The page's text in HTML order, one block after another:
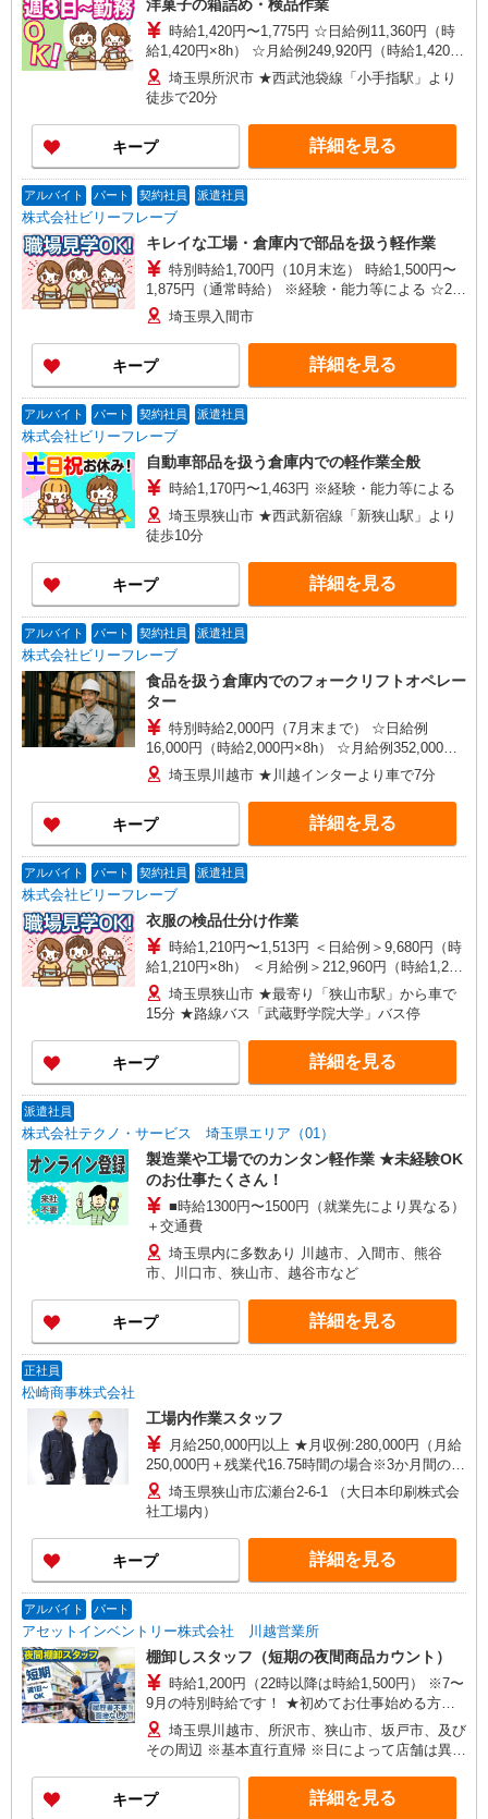
洋菓子の箱詰め・検品作業
時給1,420円〜1,775円 ☆日給例11,360円（時
給1,420円×8h） ☆月給例249,920円（時給1,420円
×8h×22日） ※経験・能力等による
埼玉県所沢市 ★西武池袋線「小手指駅」より
徒歩で20分
キープ 詳細を見る
アルバイト パート 契約社員 派遣社員
株式会社ビリーフレーブ
キレイな工場・倉庫内で部品を扱う軽作業
特別時給1,700円（10月末迄） 時給1,500円〜
1,875円（通常時給） ※経験・能力等による ☆25
万円以上稼げます！ 例）特別時給1,700円
×7.75H×22日＝289,850円
埼玉県入間市
キープ 詳細を見る
アルバイト パート 契約社員 派遣社員
株式会社ビリーフレーブ
自動車部品を扱う倉庫内での軽作業全般
時給1,170円〜1,463円 ※経験・能力等による
埼玉県狭山市 ★西武新宿線「新狭山駅」より
徒歩10分
キープ 詳細を見る
アルバイト パート 契約社員 派遣社員
株式会社ビリーフレーブ
食品を扱う倉庫内でのフォークリフトオペレー
ター
特別時給2,000円（7月末まで） ☆日給例
16,000円（時給2,000円×8h） ☆月給例352,000円
（時給2,000円×8h×22日） 時給1,700円〜2,125円
（通常時給） ※経験・能力等による
埼玉県川越市 ★川越インターより車で7分
キープ 詳細を見る
アルバイト パート 契約社員 派遣社員
株式会社ビリーフレーブ
衣服の検品仕分け作業
時給1,210円〜1,513円 ＜日給例＞9,680円（時
給1,210円×8h） ＜月給例＞212,960円（時給1,210
円×8h×22日） ※経験・能力等による
埼玉県狭山市 ★最寄り「狭山市駅」から車で
15分 ★路線バス「武蔵野学院大学」バス停
キープ 詳細を見る
派遣社員
株式会社テクノ・サービス 埼玉県エリア（01）
製造業や工場でのカンタン軽作業 ★未経験OK
のお仕事たくさん！
■時給1300円〜1500円（就業先により異なる）
＋交通費
埼玉県内に多数あり 川越市、入間市、熊谷
市、川口市、狭山市、越谷市など
キープ 詳細を見る
正社員
松崎商事株式会社
工場内作業スタッフ
月給250,000円以上 ★月収例:280,000円（月給
250,000円＋残業代16.75時間の場合※3か月間の実
績から算出）
埼玉県狭山市広瀬台2-6-1 （大日本印刷株式会
社工場内）
キープ 詳細を見る
アルバイト パート
アセットインベントリー株式会社 川越営業所
棚卸しスタッフ（短期の夜間商品カウント）
時給1,200円（22時以降は時給1,500円） ※7〜
9月の特別時給です！ ★初めてお仕事始める方に
出勤インセンティブあり！ 初日出勤日と出勤5日
目に各5,000円支給♪（規定有） ＼日払いOK／ 急
な出費の時も安心♪ 働いた分を給料日前に受け取
れます！
埼玉県川越市、所沢市、狭山市、坂戸市、及び
その周辺 ※基本直行直帰 ※日によって店舗は異な
キープ 詳細を見る